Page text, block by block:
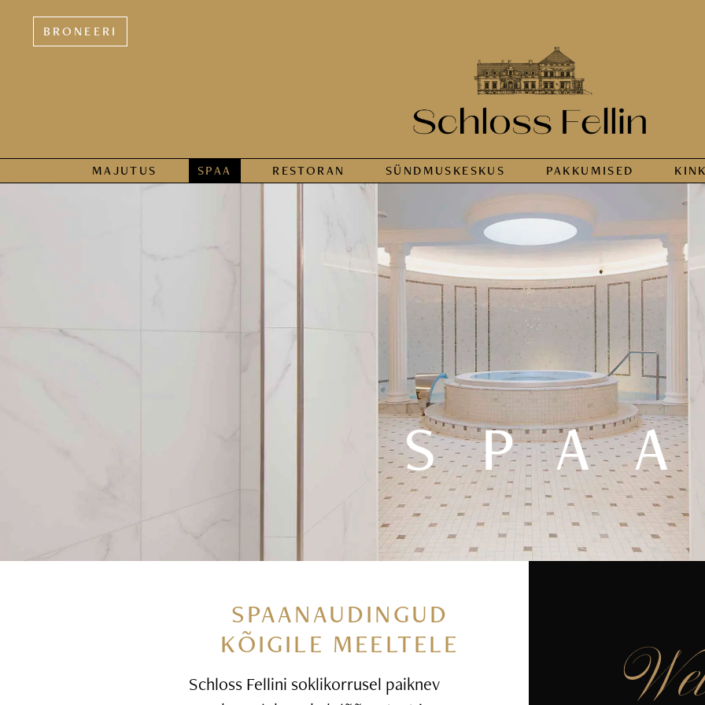
BRONEERI
MAJUTUS SPAA RESTORAN SÜNDMUS­KESKUS PAKKUMISED
SPAANAUDINGUD
KÕIGILE MEELTELE
Schloss Fellini soklikorrusel paiknev